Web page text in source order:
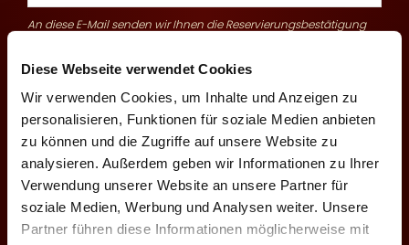
Diese Webseite verwendet Cookies
Wir verwenden Cookies, um Inhalte und Anzeigen zu
personalisieren, Funktionen für soziale Medien anbieten
zu können und die Zugriffe auf unsere Website zu
analysieren. Außerdem geben wir Informationen zu Ihrer
Verwendung unserer Website an unsere Partner für
soziale Medien, Werbung und Analysen weiter. Unsere
Partner führen diese Informationen möglicherweise mit
v
An diese E-Mail senden wir Ihnen die Reservierungsbestätigung
Vor- und Nachnname